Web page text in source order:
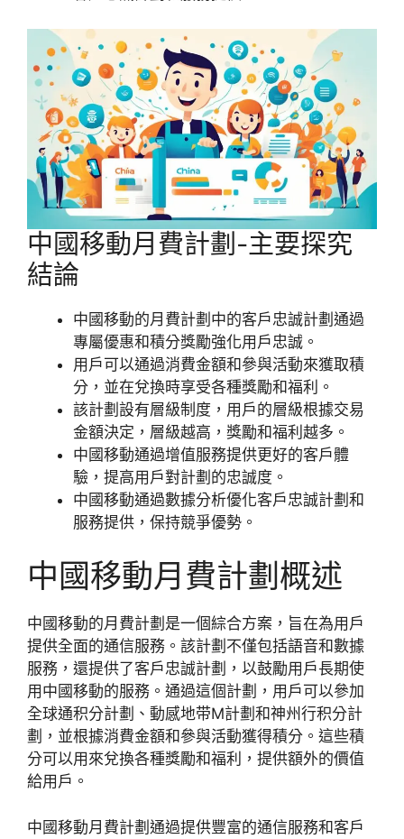
中國移動月費計劃-主要探究
結論
中國移動的月費計劃中的客戶忠誠計劃通過
專屬優惠和積分獎勵強化用戶忠誠。
用戶可以通過消費金額和參與活動來獲取積
分，並在兌換時享受各種獎勵和福利。
該計劃設有層級制度，用戶的層級根據交易
金額決定，層級越高，獎勵和福利越多。
中國移動通過增值服務提供更好的客戶體
驗，提高用戶對計劃的忠誠度。
中國移動通過數據分析優化客戶忠誠計劃和
服務提供，保持競爭優勢。
中國移動月費計劃概述
中國移動的月費計劃是一個綜合方案，旨在為用戶
提供全面的通信服務。該計劃不僅包括語音和數據
服務，還提供了客戶忠誠計劃，以鼓勵用戶長期使
用中國移動的服務。通過這個計劃，用戶可以參加
全球通积分計劃、動感地带M計劃和神州行积分計
劃，並根據消費金額和參與活動獲得積分。這些積
分可以用來兌換各種獎勵和福利，提供額外的價值
給用戶。
中國移動月費計劃通過提供豐富的通信服務和客戶